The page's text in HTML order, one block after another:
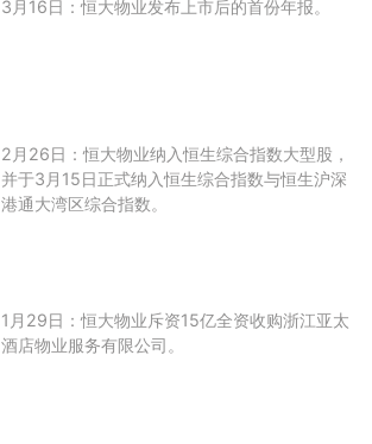
3月16日：恒大物业发布上市后的首份年报。
2月26日：恒大物业纳入恒生综合指数大型股，
并于3月15日正式纳入恒生综合指数与恒生沪深
港通大湾区综合指数。
1月29日：恒大物业斥资15亿全资收购浙江亚太
酒店物业服务有限公司。